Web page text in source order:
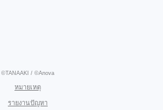
©TANAAKI / ©Anova
หมายเหตุ
รายงานปัญหา